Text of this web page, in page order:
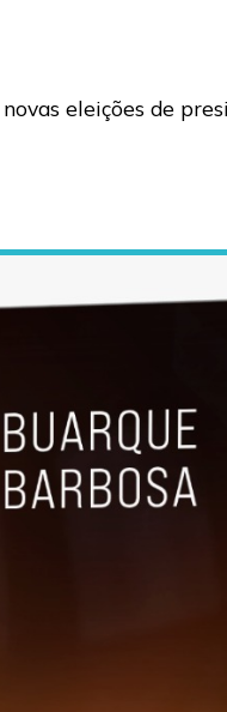
eleições de